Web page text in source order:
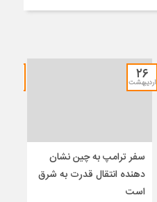
۲۶
اردیبهشت
سفر ترامپ به چین نشان
دهنده انتقال قدرت به شرق
است